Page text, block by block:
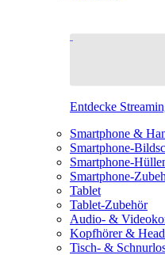
Entdecke
Smartphone &
Smartphone-
Smartphone-
Smartphone-
Tablet
Tablet-Zubehör
Audio- &
Kopfhörer &
Tisch- &